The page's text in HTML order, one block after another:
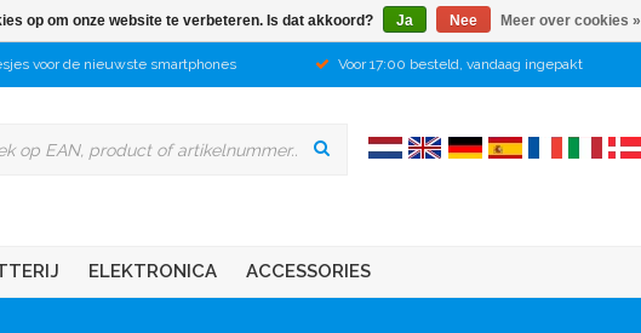
voor de nieuwste smartphones Voor 17:00 besteld, vandaag ingepakt
ELEKTRONICA ACCESSORIES
op om onze website te verbeteren. Is dat akkoord? Ja Nee Meer over cookies »